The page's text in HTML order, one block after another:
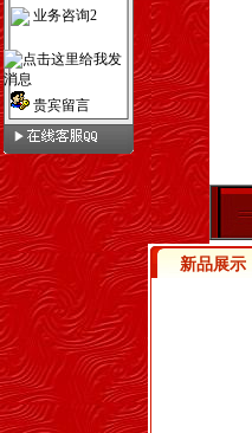
新品展示
业务咨询2
贵宾留言